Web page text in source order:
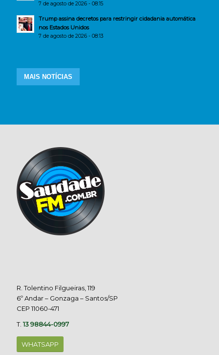
7 de agosto de 2026 - 08:15
Trump assina decretos para restringir cidadania automática
nos Estados Unidos
7 de agosto de 2026 - 08:13
MAIS NOTÍCIAS
R. Tolentino Filgueiras, 119
6º Andar – Gonzaga – Santos/SP
CEP 11060-471
T.13 98844-0997
WHATSAPP